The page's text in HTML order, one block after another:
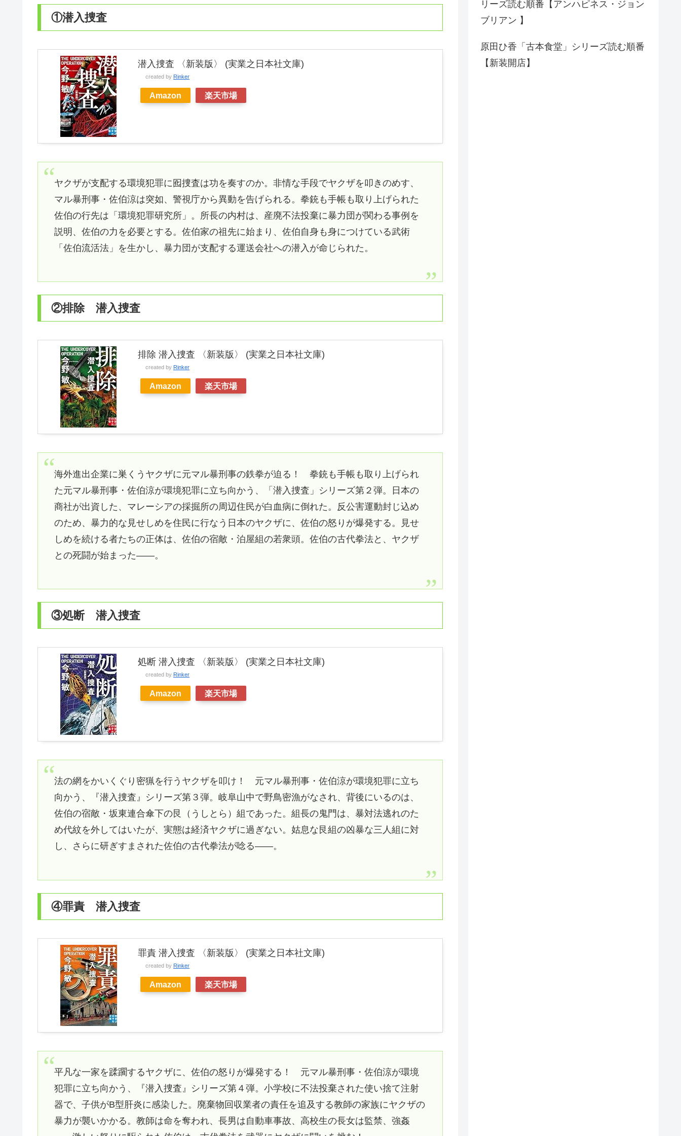
①潜入捜査
潜入捜査 〈新装版〉 (実業之日本社文庫)
created by Rinker
Amazon 楽天市場
ヤクザが支配する環境犯罪に囮捜査は功を奏すのか。非情な手段でヤクザを叩きのめす、
マル暴刑事・佐伯涼は突如、警視庁から異動を告げられる。拳銃も手帳も取り上げられた
佐伯の行先は「環境犯罪研究所」。所長の内村は、産廃不法投棄に暴力団が関わる事例を
説明、佐伯の力を必要とする。佐伯家の祖先に始まり、佐伯自身も身につけている武術
「佐伯流活法」を生かし、暴力団が支配する運送会社への潜入が命じられた。
②排除 潜入捜査
排除 潜入捜査 〈新装版〉 (実業之日本社文庫)
created by Rinker
Amazon 楽天市場
海外進出企業に巣くうヤクザに元マル暴刑事の鉄拳が迫る！ 拳銃も手帳も取り上げられ
た元マル暴刑事・佐伯涼が環境犯罪に立ち向かう、「潜入捜査」シリーズ第２弾。日本の
商社が出資した、マレーシアの採掘所の周辺住民が白血病に倒れた。反公害運動封じ込め
のため、暴力的な見せしめを住民に行なう日本のヤクザに、佐伯の怒りが爆発する。見せ
しめを続ける者たちの正体は、佐伯の宿敵・泊屋組の若衆頭。佐伯の古代拳法と、ヤクザ
との死闘が始まった――。
③処断 潜入捜査
処断 潜入捜査 〈新装版〉 (実業之日本社文庫)
created by Rinker
Amazon 楽天市場
法の網をかいくぐり密猟を行うヤクザを叩け！ 元マル暴刑事・佐伯涼が環境犯罪に立ち
向かう、『潜入捜査』シリーズ第３弾。岐阜山中で野鳥密漁がなされ、背後にいるのは、
佐伯の宿敵・坂東連合傘下の艮（うしとら）組であった。組長の鬼門は、暴対法逃れのた
め代紋を外してはいたが、実態は経済ヤクザに過ぎない。姑息な艮組の凶暴な三人組に対
し、さらに研ぎすまされた佐伯の古代拳法が唸る――。
④罪責 潜入捜査
罪責 潜入捜査 〈新装版〉 (実業之日本社文庫)
created by Rinker
Amazon 楽天市場
平凡な一家を蹂躙するヤクザに、佐伯の怒りが爆発する！ 元マル暴刑事・佐伯涼が環境
犯罪に立ち向かう、『潜入捜査』シリーズ第４弾。小学校に不法投棄された使い捨て注射
器で、子供がB型肝炎に感染した。廃棄物回収業者の責任を追及する教師の家族にヤクザの
暴力が襲いかかる。教師は命を奪われ、長男は自動車事故、高校生の長女は監禁、強姦
リーズ読む順番【アンハピネス・ジョン
ブリアン 】
原田ひ香「古本食堂」シリーズ読む順番
【新装開店】